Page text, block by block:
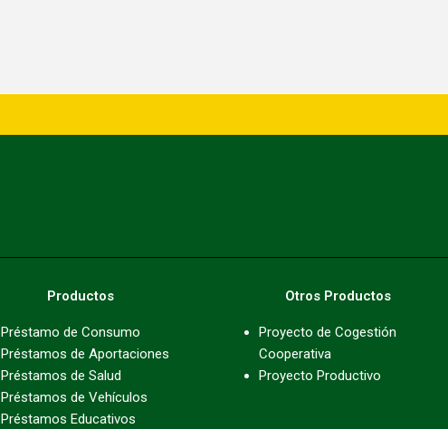
Productos
Préstamo de Consumo
Préstamos de Aportaciones
Préstamos de Salud
Préstamos de Vehículos
Préstamos Educativos
Otros Productos
Proyecto de Cogestión
Cooperativa
Proyecto Productivo